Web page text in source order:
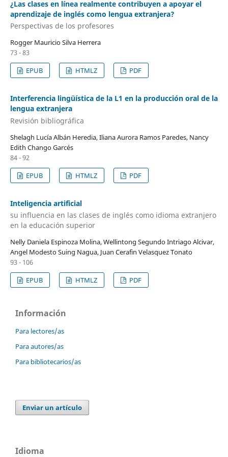
¿Las clases en línea realmente contribuyen a apoyar el
aprendizaje de inglés como lengua extranjera?
Perspectivas de los profesores
Rogger Mauricio Silva Herrera
73 - 83
EPUB
HTMLZ PDF
Interferencia lingüística de la L1 en la producción oral de la
lengua extranjera
Revisión bibliográfica
Shelagh Lucía Albán Heredia, Iliana Aurora Ramos Paredes, Nancy
Edith Chango Garcés
84 - 92
EPUB
HTMLZ PDF
Inteligencia artificial
su influencia en las clases de inglés como idioma extranjero
en la educación superior
Nelly Daniela Espinoza Molina, Wellintong Segundo Intriago Alcivar,
Angel Modesto Suing Nagua, Juan Cerafin Velasquez Tonato
93 - 106
EPUB
HTMLZ PDF
Información
Para lectores/as
Para autores/as
Para bibliotecarios/as
Enviar un artículo
Idioma